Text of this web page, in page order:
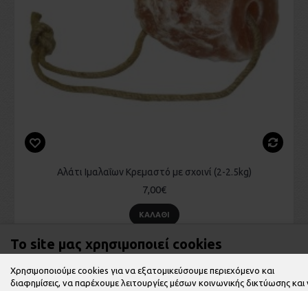
Αλάτι Ιμαλαΐων Κρεμαστό με σχοινί (2-2.5kg)
7,00€
ΚΑΛΆΘΙ
Το site μας χρησιμοποιεί cookies
Χρησιμοποιούμε cookies για να εξατομικεύσουμε περιεχόμενο και
διαφημίσεις, να παρέχουμε λειτουργίες μέσων κοινωνικής δικτύωσης και